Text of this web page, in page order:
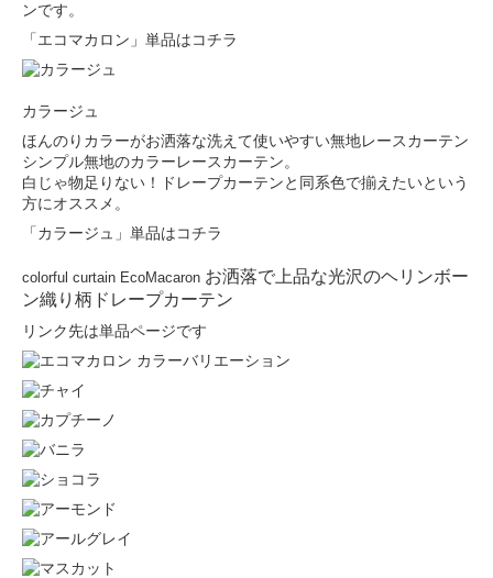
ンです。
「エコマカロン」単品はコチラ
カラージュ
ほんのりカラーがお洒落な洗えて使いやすい無地レースカーテン
シンプル無地のカラーレースカーテン。
白じゃ物足りない！ドレープカーテンと同系色で揃えたいという
方にオススメ。
「カラージュ」単品はコチラ
colorful curtain EcoMacaron お洒落で上品な光沢のヘリンボー
ン織り柄ドレープカーテン
リンク先は単品ページです